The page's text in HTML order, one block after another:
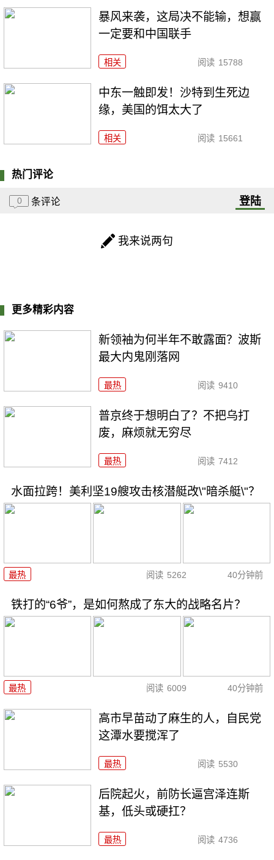
暴风来袭，这局决不能输，想赢
一定要和中国联手
相关 阅读 15788
中东一触即发！沙特到生死边
缘，美国的饵太大了
相关 阅读 15661
热门评论
0 条评论 登陆
我来说两句
更多精彩内容
新领袖为何半年不敢露面？波斯
最大内鬼刚落网
最热 阅读 9410
普京终于想明白了？不把乌打
废，麻烦就无穷尽
最热 阅读 7412
水面拉跨！美利坚19艘攻击核潜艇改\"暗杀艇\"？
最热 阅读 5262 40分钟前
铁打的“6爷”，是如何熬成了东大的战略名片？
最热 阅读 6009 40分钟前
高市早苗动了麻生的人，自民党
这潭水要搅浑了
最热 阅读 5530
后院起火，前防长逼宫泽连斯
基，低头或硬扛？
最热 阅读 4736